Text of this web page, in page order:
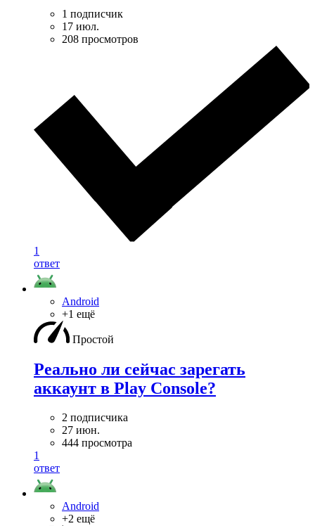
1 подписчик
17 июл.
208 просмотров
1
ответ
Android
+1 ещё
Простой
Реально ли сейчас зарегать
аккаунт в Play Console?
2 подписчика
27 июн.
444 просмотра
1
ответ
Android
+2 ещё